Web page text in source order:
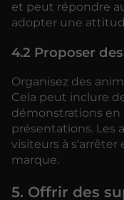
et peut répondre
adopter une
4.2 Proposer
Organisez des
Cela peut inclure
démonstrations
présentations. Les
visiteurs à s'arrêter
marque.
5. Offrir des